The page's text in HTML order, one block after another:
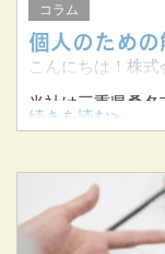
コラム
個人のため
こんにちは！株式
当社は三重県桑
体工事を手掛けて
ついてお伝えしま
&nbs
続きを読む>